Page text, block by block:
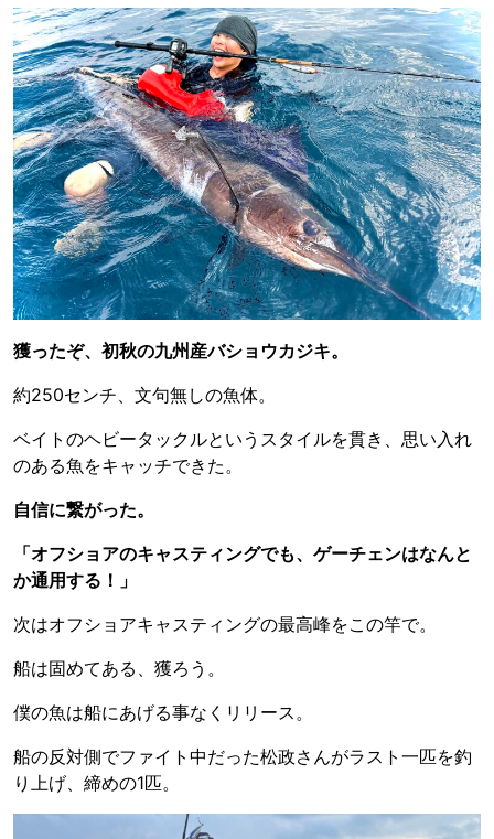
獲ったぞ、初秋の九州産バショウカジキ。
約250センチ、文句無しの魚体。
ベイトのヘビータックルというスタイルを貫き、思い入れ
のある魚をキャッチできた。
自信に繋がった。
「オフショアのキャスティングでも、ゲーチェンはなんと
か通用する！」
次はオフショアキャスティングの最高峰をこの竿で。
船は固めてある、獲ろう。
僕の魚は船にあげる事なくリリース。
船の反対側でファイト中だった松政さんがラスト一匹を釣
り上げ、締めの1匹。